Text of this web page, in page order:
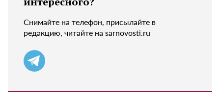
Снимайте на телефон, присылайте в
редакцию, читайте на sarnovosti.ru